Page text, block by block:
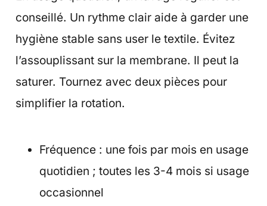
conseillé. Un rythme clair aide à garder une
hygiène stable sans user le textile. Évitez
l’assouplissant sur la membrane. Il peut la
saturer. Tournez avec deux pièces pour
simplifier la rotation.
Fréquence : une fois par mois en usage
quotidien ; toutes les 3-4 mois si usage
occasionnel